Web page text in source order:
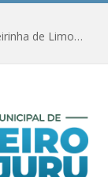
Ações de combate à Covid-19 na região ribeirinha de Limoeiro do Ajuru continuam